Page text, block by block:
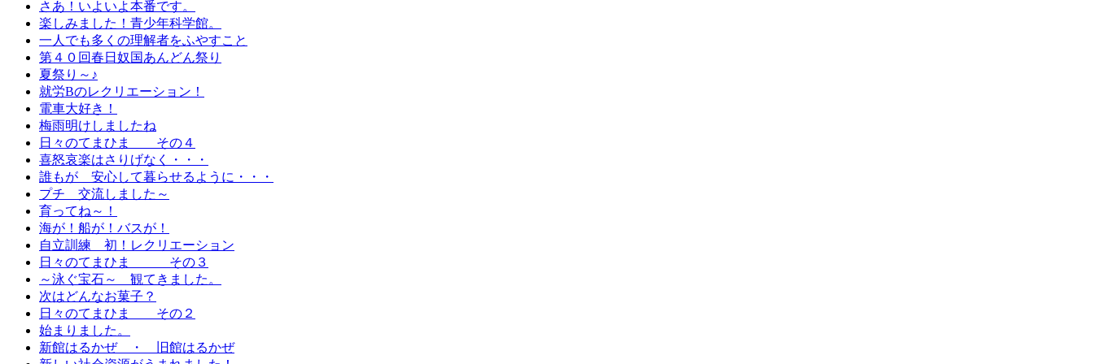
さあ！いよいよ本番です。
楽しみました！青少年科学館。
一人でも多くの理解者をふやすこと
第４０回春日奴国あんどん祭り
夏祭り～♪
就労Bのレクリエーション！
電車大好き！
梅雨明けしましたね
日々のてまひま その４
喜怒哀楽はさりげなく・・・
誰もが 安心して暮らせるように・・・
プチ 交流しました～
育ってね～！
海が！船が！バスが！
自立訓練 初！レクリエーション
日々のてまひま その３
～泳ぐ宝石～ 観てきました。
次はどんなお菓子？
日々のてまひま その２
始まりました。
新館はるかぜ ・ 旧館はるかぜ